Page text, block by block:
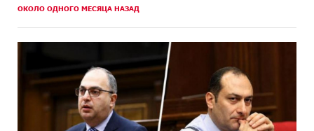
ОКОЛО ОДНОГО МЕСЯЦА НАЗАД